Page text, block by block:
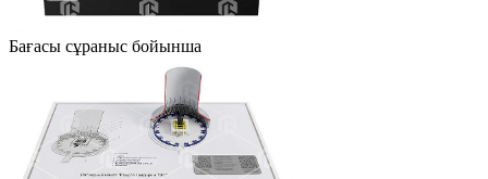
Бағасы сұраныс бойынша